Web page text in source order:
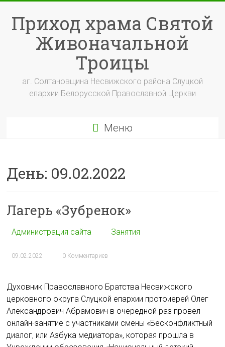
содержимому
Приход храма Святой
Живоначальной
Троицы
аг. Солтановщина Несвижского района Слуцкой
епархии Белорусской Православной Церкви
Меню
День: 09.02.2022
Лагерь «Зубренок»
Администрация сайта Занятия
09.02.2022 0 Комментариев
Духовник Православного Братства Несвижского
церковного округа Слуцкой епархии протоиерей Олег
Александрович Абрамович в очередной раз провел
онлайн-занятие с участниками смены «Бесконфликтный
диалог, или Азбука медиатора», которая прошла в